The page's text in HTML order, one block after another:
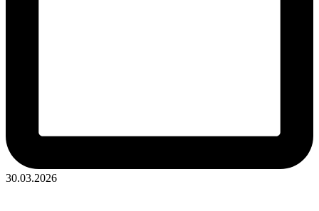
30.03.2026Опубликовано